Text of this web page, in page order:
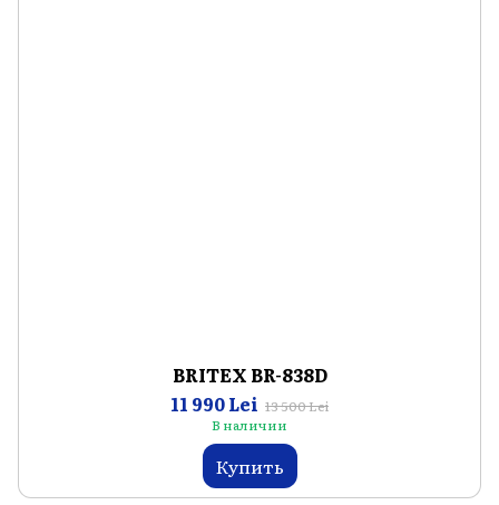
BRITEX BR-838D
11 990 Lei 13 500 Lei
В наличии
Купить